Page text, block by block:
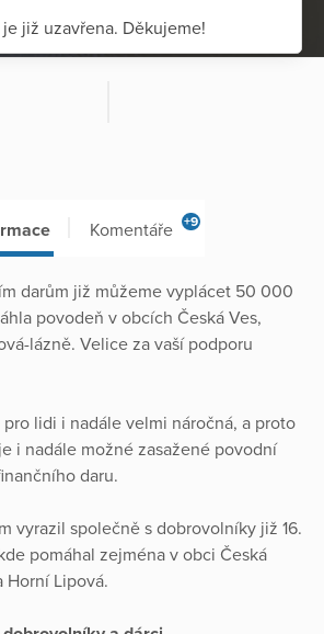
je již uzavřena. Děkujeme!
Komentáře +9
darům již můžeme vyplácet 50 000
povodeň v obcích Česká Ves,
lázně. Velice za vaší podporu
lidi i nadále velmi náročná, a proto
i nadále možné zasažené povodní
daru.
vyrazil společně s dobrovolníky již 16.
pomáhal zejména v obci Česká
Horní Lipová.